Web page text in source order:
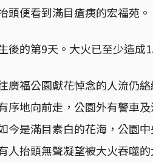
頭便看到滿目瘡痍的宏福苑。
後的第9天。大火已至少造成
廣福公園獻花悼念的人流仍
序地向前走，公園外有警車
今是滿目素白的花海，公園
人抬頭無聲凝望被大火吞噬